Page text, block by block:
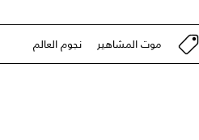
موت المشاهير نجوم العالم